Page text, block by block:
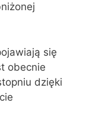
się
obecnie
dzięki